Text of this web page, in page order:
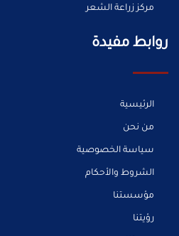
مركز زراعة الشعر
روابط مفيدة
الرئيسية
من نحن
سياسة الخصوصية
الشروط والأحكام
مؤسستنا
رؤيتنا